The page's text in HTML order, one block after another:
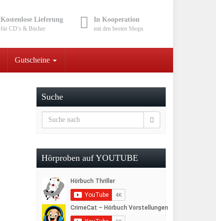
Kostenlose Lieferung
für CD’s & Bücher
In Kooperation
mit den besten Shops
Gutscheine
Suche
Hörproben auf YOUTUBE